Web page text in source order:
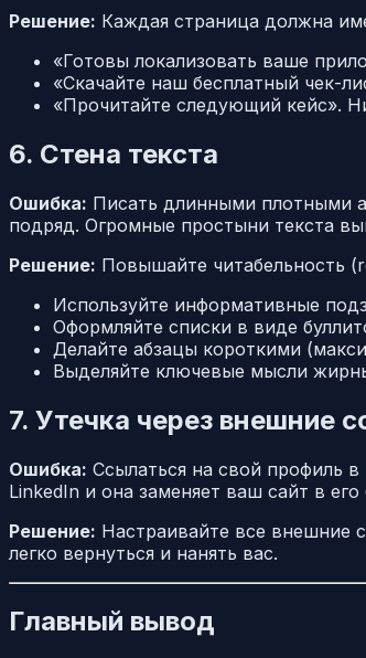
Решение: Каждая страница должна
«Готовы локализовать ваше
«Скачайте наш бесплатный чек-
«Прочитайте следующий кейс».
6. Стена текста
Ошибка: Писать длинными плотными
подряд. Огромные простыни текста
Решение: Повышайте читабельность
Используйте информативные
Оформляйте списки в виде
Делайте абзацы короткими
Выделяйте ключевые мысли
7. Утечка через внешние
Ошибка: Ссылаться на свой профиль
LinkedIn и она заменяет ваш сайт в
Решение: Настраивайте все внешние
легко вернуться и нанять вас.
Главный вывод